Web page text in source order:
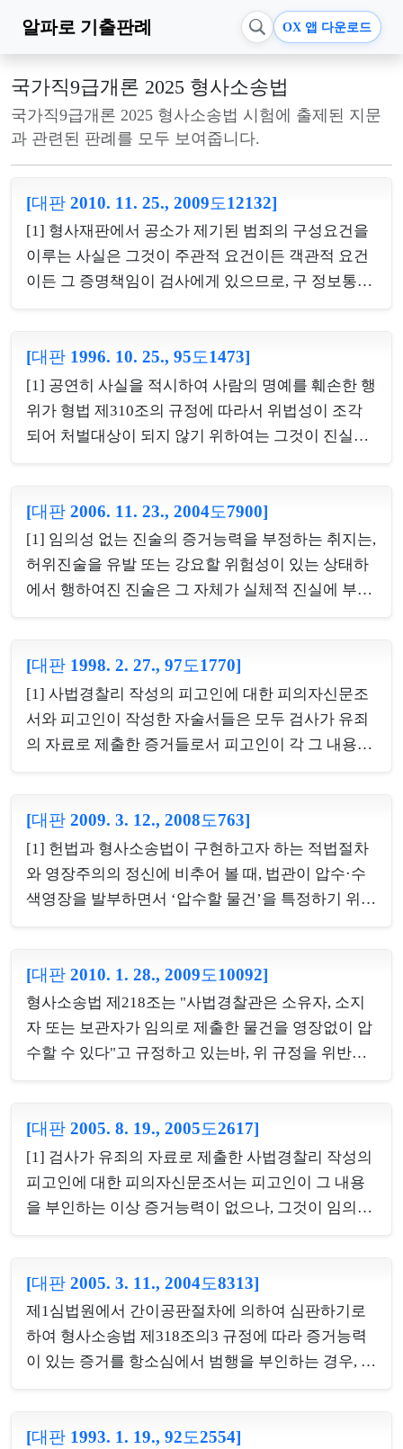
알파로 기출판례 OX 앱 다운로드
국가직9급개론 2025 형사소송법
국가직9급개론 2025 형사소송법 시험에 출제된 지문
과 관련된 판례를 모두 보여줍니다.
[대판 2010. 11. 25., 2009도12132]
[1] 형사재판에서 공소가 제기된 범죄의 구성요건을
이루는 사실은 그것이 주관적 요건이든 객관적 요건
이든 그 증명책임이 검사에게 있으므로, 구 정보통신
허위사실 적시 정보통신망을 통한 명예훼손죄로 기
소된 사건에서 사람의 사회적 평가를 떨어뜨리는 사
실이 적시되었다는 점, 그 적시된 사실이 객관적으로
진실에 부합하지 아니하여 허위일 뿐만 아니라 그 적
그런데 위 증명책임을 다하였는지 여부를 결정할 때
에는, 어느 사실이 적극적으로 존재한다는 것의 증명
은 물론, 그 사실의 부존재의 증명이라도 특정 기간과
특정 장소...
[대판 1996. 10. 25., 95도1473]
[1] 공연히 사실을 적시하여 사람의 명예를 훼손한 행
위가 형법 제310조의 규정에 따라서 위법성이 조각
되어 처벌대상이 되지 않기 위하여는 그것이 진실한
유죄의 인정에 있어 요구되는 것과 같이 법관으로 하
여금 의심할 여지가 없을 정도의 확신을 가지게 하는
증명력을 가진 엄격한 증거에 의하여야 하는 것은 아
니므로, 이 때에는 전문증거에 대한 증거능력의 제한
한 때'라 함은 적시된 사실이 객관적으로 볼 때 공공
의 이익에 관한 것으로서 행위자도 공공의 이익을 위
하여 그 사실을 적시한 것이어야 하고, 이 경우에 적
시된 ...
[대판 2006. 11. 23., 2004도7900]
[1] 임의성 없는 진술의 증거능력을 부정하는 취지는,
허위진술을 유발 또는 강요할 위험성이 있는 상태하
에서 행하여진 진술은 그 자체가 실체적 진실에 부합
는 위법 부당한 압박이 가하여지는 것을 사전에 막기
위한 것이므로, 그 임의성에 다툼이 있을 때에는 그
임의성을 의심할 만한 합리적이고 구체적인 사실을
피고인이 증명할 것이 아니고 검사가 그 임의성의 의
는 그 진술증거는 증거능력이 부정된다.[2] 기록상 진
술증거의 임의성에 관하여 의심할 만한 사정이 나타
나 있는 경우에는 법원은 직권으로 그 임의성 여부에
관하여 조...
[대판 1998. 2. 27., 97도1770]
[1] 사법경찰리 작성의 피고인에 대한 피의자신문조
서와 피고인이 작성한 자술서들은 모두 검사가 유죄
의 자료로 제출한 증거들로서 피고인이 각 그 내용을
만한 사정이 없는 한 피고인의 법정에서의 진술을 탄
핵하기 위한 반대증거로 사용할 수 있다. [2] 탄핵증
거는 범죄사실을 인정하는 증거가 아니므로 엄격한
증거조사를 거쳐야 할 필요가 없음은 형사소송법 제
다.
[대판 2009. 3. 12., 2008도763]
[1] 헌법과 형사소송법이 구현하고자 하는 적법절차
와 영장주의의 정신에 비추어 볼 때, 법관이 압수·수
색영장을 발부하면서 ‘압수할 물건’을 특정하기 위하
석하여서는 안 된다. 따라서 압수·수색영장에서 압수
할 물건을 ‘압수장소에 보관중인 물건’이라고 기재하
고 있는 것을 ‘압수장소에 현존하는 물건‘으로 해석
할 수는 없다.[2] 압수·수색영장은 처분을 받는 자에
게 개별적으로 영장을 제시해야 하는 것이 원칙이다.
수사기관이 압수·수색에 착수하면서 그 장소의 관리
책임자에게 영장을 제시하였다고 하더라도, 물건을
소지하고 있...
[대판 2010. 1. 28., 2009도10092]
형사소송법 제218조는 "사법경찰관은 소유자, 소지
자 또는 보관자가 임의로 제출한 물건을 영장없이 압
수할 수 있다"고 규정하고 있는바, 위 규정을 위반하
수물을 찍은 사진’은 이를 유죄 인정의 증거로 사용
할 수 없는 것이고, 헌법과 형사소송법이 선언한 영장
주의의 중요성에 비추어 볼 때 피고인이나 변호인이
이를 증거로 함에 동의하였다고 하더라도 달리 볼 것
[대판 2005. 8. 19., 2005도2617]
[1] 검사가 유죄의 자료로 제출한 사법경찰리 작성의
피고인에 대한 피의자신문조서는 피고인이 그 내용
을 부인하는 이상 증거능력이 없으나, 그것이 임의로
로 사용할 수 있으며, 또한 탄핵증거는 범죄사실을 인
정하는 증거가 아니므로 엄격한 증거조사를 거쳐야
할 필요가 없음은 형사소송법 제318조의2의 규정에
따라 명백하나 법정에서 이에 대한 탄핵증거로서의
에 비추어 보면 탄핵증거의 제출에 있어서도 상대방
[대판 2005. 3. 11., 2004도8313]
제1심법원에서 간이공판절차에 의하여 심판하기로
하여 형사소송법 제318조의3 규정에 따라 증거능력
이 있는 증거를 항소심에서 범행을 부인하는 경우, 항
[대판 1993. 1. 19., 92도2554]